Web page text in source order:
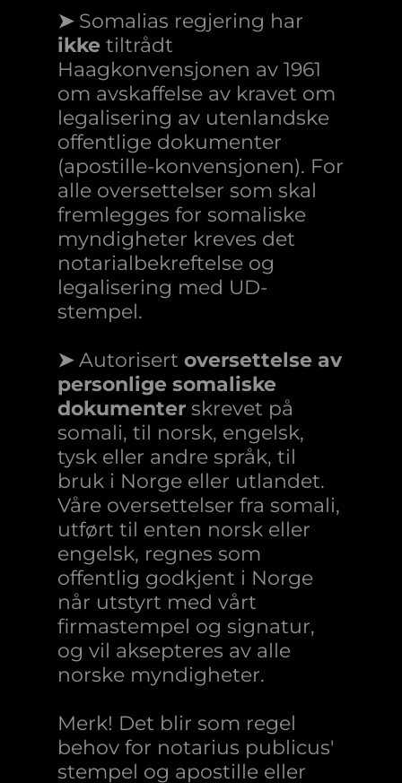
➤ Somalias regjering har
ikke tiltrådt
Haagkonvensjonen av 1961
om avskaffelse av kravet om
legalisering av utenlandske
offentlige dokumenter
(apostille-konvensjonen). For
alle oversettelser som skal
fremlegges for somaliske
myndigheter kreves det
notarialbekreftelse og
legalisering med UD-
stempel.
➤Autorisert oversettelse av
personlige somaliske
dokumenter skrevet på
somali, til norsk, engelsk,
tysk eller andre språk, til
bruk i Norge eller utlandet.
Våre oversettelser fra somali,
utført til enten norsk eller
engelsk, regnes som
offentlig godkjent i Norge
når utstyrt med vårt
firmastempel og signatur,
og vil aksepteres av alle
norske myndigheter.
Merk! Det blir som regel
behov for notarius publicus'
stempel og apostille eller